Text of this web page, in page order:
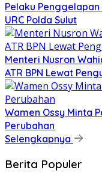
​Pelaku
URC Polda Sulut
​Menteri Nusron
ATR BPN Lewat
Wamen Ossy Minta
Perubahan
Selengkapnya
Berita Populer